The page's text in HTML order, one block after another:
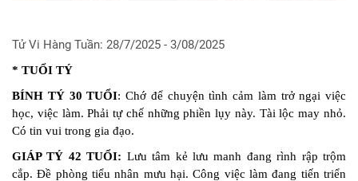
Tử Vi Hàng Tuần: 28/7/2025 - 3/08/2025
* TUỔI TÝ
BÍNH TÝ 30 TUỔI: Chớ để chuyện tình cảm làm trở ngại việc
học, việc làm. Phải tự chế những phiền lụy này. Tài lộc may nhỏ.
Có tin vui trong gia đạo.
GIÁP TÝ 42 TUỔI: Lưu tâm kẻ lưu manh đang rình rập trộm
cắp. Đề phòng tiểu nhân mưu hại. Công việc làm đang tiến triển